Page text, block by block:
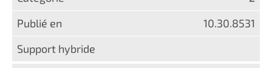
10.30.8531